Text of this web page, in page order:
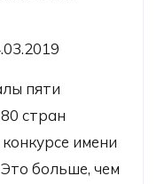
пяти
стран
имени
больше, чем